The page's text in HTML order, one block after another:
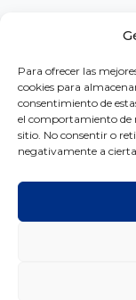
Para ofrecer las
cookies para
consentimiento de
el comportamiento de
sitio. No consentir o
negativamente a
LA CLÍNICA